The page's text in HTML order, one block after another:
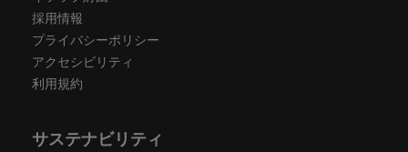
採用情報
プライバシーポリシー
アクセシビリティ
利用規約
サステナビリティ